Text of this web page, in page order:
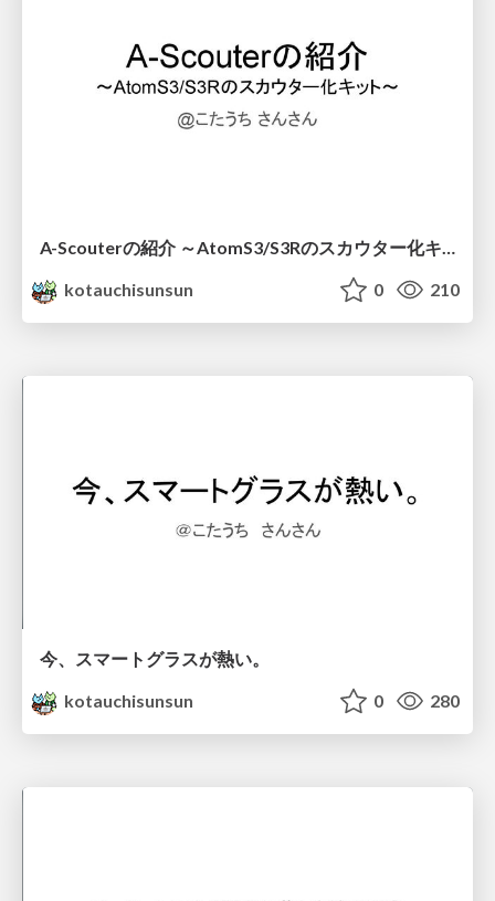
kotauchisunsun
0 210
今、スマートグラスが熱い。
kotauchisunsun
0 280